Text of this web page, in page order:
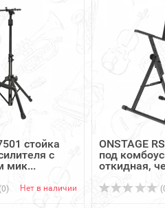
стойка
с
мик...
(0) Нет в наличии
ONSTAGE
под
откидная,